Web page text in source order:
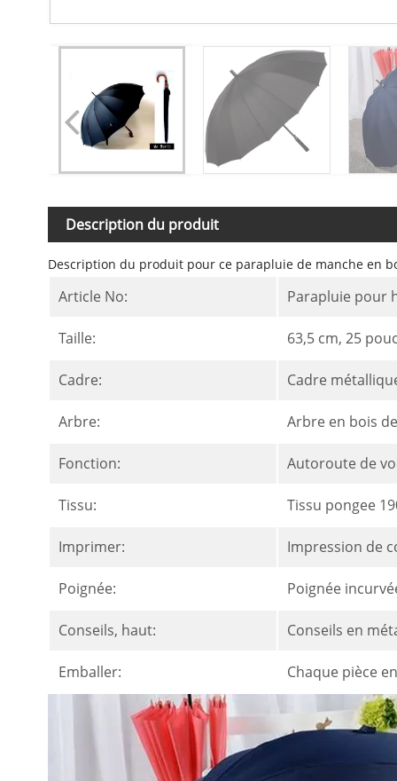
Description du produit
Description du produit pour ce parapluie de manche en
Article No: Parapluie pour
Taille: 63,5 cm, 25
Cadre: Cadre
Arbre: Arbre en bois
Fonction: Autoroute de
Tissu: Tissu pongee
Imprimer: Impression de
Poignée: Poignée
Conseils, haut: Conseils en
Emballer: Chaque pièce